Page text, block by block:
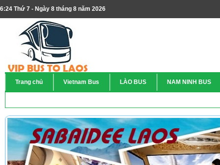
6:24 Thứ 7 - Ngày 8 tháng 8 năm 2026
Trang chủ Vietnam Bus LÀO BUS NAM NINH BUS